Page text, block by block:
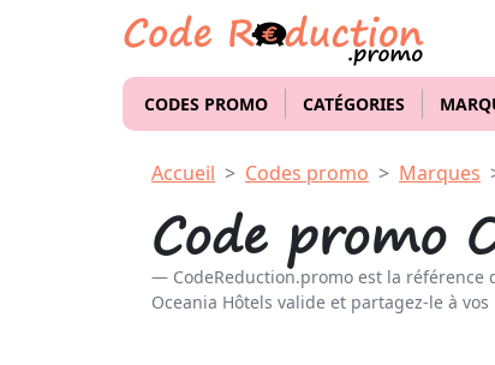
CODES PROMO CATÉGORIES
Accueil Codes promo Marques
Code promo
CodeReduction.promo est la
Oceania Hôtels valide et partagez-le à vos